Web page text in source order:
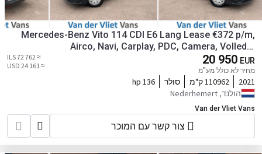
Mercedes-Benz Vito 114 CDI E6 Lang Lease €372 p/m,
Airco, Navi, Carplay, PDC, Camera, Volledig
onderhoudshistorie aanwezig
20 950 EUR
מחיר לא כולל מע"מ
≈ 72 762 ILS
≈ 24 161 USD
2021 110962 ק"מ סולר
136 hp
הולנד, Nederhemert
Van der Vliet Vans
צור קשר עם המוכר